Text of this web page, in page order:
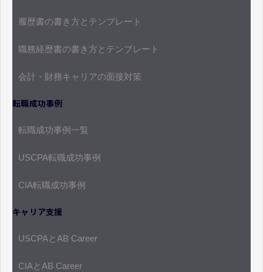
履歴書の書き方とテンプレート
職務経歴書の書き方とテンプレート
会計・財務キャリアの面接対策
転職成功事例
転職成功事例一覧
USCPA転職成功事例
CIA転職成功事例
キャリア支援
USCPAとAB Career
CIAとAB Career